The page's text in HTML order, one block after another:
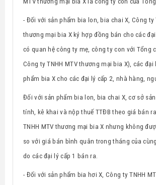
- Đối với sản phẩm bia lon, bia chai X, Công ty
thương mại bia X ký hợp đồng bán cho các
có quan hệ công ty mẹ, công ty con với Tổng
Công ty TNHH MTV thương mại bia X), các đại
phẩm bia X cho các đại lý cấp 2, nhà hàng,
Đối với sản phẩm bia lon, bia chai X, cơ sở
tính, kê khai và nộp thuế TTĐB theo giá bán
TNHH MTV thương mại bia X nhưng không
so với giá bán bình quân trong tháng của
do các đại lý cấp 1 bán ra.
- Đối với sản phẩm bia hơi X, Công tyTNHH